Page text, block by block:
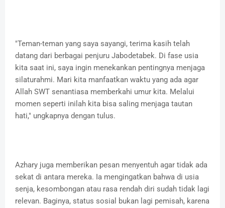
"Teman-teman yang saya sayangi, terima kasih telah
datang dari berbagai penjuru Jabodetabek. Di fase usia
kita saat ini, saya ingin menekankan pentingnya menjaga
silaturahmi. Mari kita manfaatkan waktu yang ada agar
Allah SWT senantiasa memberkahi umur kita. Melalui
momen seperti inilah kita bisa saling menjaga tautan
hati," ungkapnya dengan tulus.
Azhary juga memberikan pesan menyentuh agar tidak ada
sekat di antara mereka. Ia mengingatkan bahwa di usia
senja, kesombongan atau rasa rendah diri sudah tidak lagi
relevan. Baginya, status sosial bukan lagi pemisah, karena